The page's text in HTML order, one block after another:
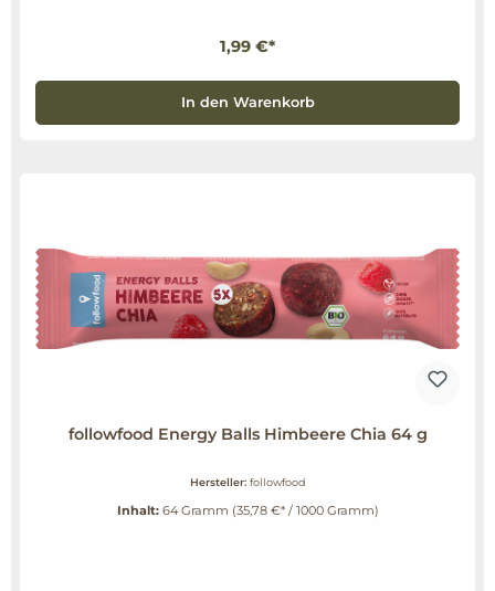
1,99 €*
In den Warenkorb
followfood Energy Balls Himbeere Chia 64 g
Hersteller: followfood
Inhalt: 64 Gramm (35,78 €* / 1000 Gramm)